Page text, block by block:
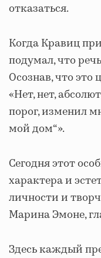
отказаться.
Когда Кравиц
подумал, что
Осознав, что это
«Нет, нет,
порог, изменил
мой дом“».
Сегодня этот
характера и
личности и
Марина Эмоне,
Здесь каждый